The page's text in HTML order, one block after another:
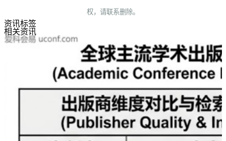
权，请联系删除。
资讯标签
相关资讯